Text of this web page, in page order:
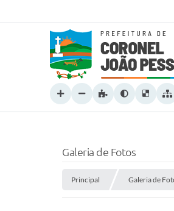
Galeria de Fotos
Principal Galeria de